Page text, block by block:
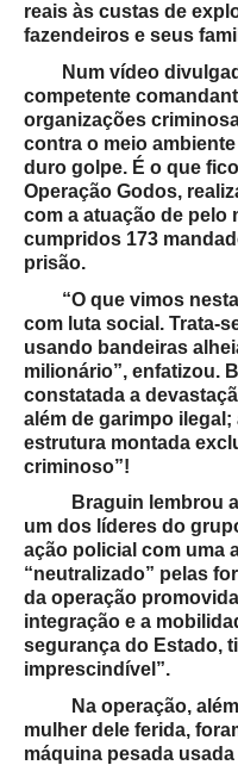
reais às custas de
fazendeiros e seus
Num vídeo
competente
organizações
contra o meio
duro golpe. É o que
Operação Godos,
com a atuação de pelo
cumpridos 173
prisão.
“O que vimos
com luta social. Trata-
usando bandeiras
milionário”, enfatizou.
constatada a
além de garimpo
estrutura montada
criminoso”!
Braguin lembrou
um dos líderes do
ação policial com uma
“neutralizado” pelas
da operação
integração e a
segurança do Estado,
imprescindível”.
Na operação, além
mulher dele ferida,
máquina pesada